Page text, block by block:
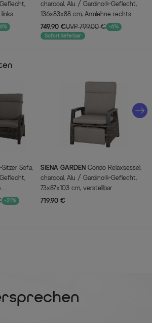
charcoal, Alu / Gardino®-Geflecht,
136x83x88 cm, Armlehne rechts
749,90 €UVP 799,00 € -6%
Sofort lieferbar
-21%
SIENA GARDEN
charcoal, Alu / Gardino®-Geflecht,
73x87x103 cm, verstellbar
719,90 €